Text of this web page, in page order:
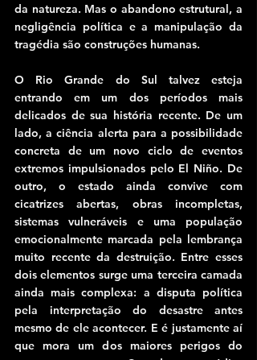
da natureza. Mas o abandono estrutural, a
negligência política e a manipulação da
tragédia são construções humanas.
O Rio Grande do Sul talvez esteja
entrando em um dos períodos mais
delicados de sua história recente. De um
lado, a ciência alerta para a possibilidade
concreta de um novo ciclo de eventos
extremos impulsionados pelo El Niño. De
outro, o estado ainda convive com
cicatrizes abertas, obras incompletas,
sistemas vulneráveis e uma população
emocionalmente marcada pela lembrança
muito recente da destruição. Entre esses
dois elementos surge uma terceira camada
ainda mais complexa: a disputa política
pela interpretação do desastre antes
mesmo de ele acontecer. E é justamente aí
que mora um dos maiores perigos do